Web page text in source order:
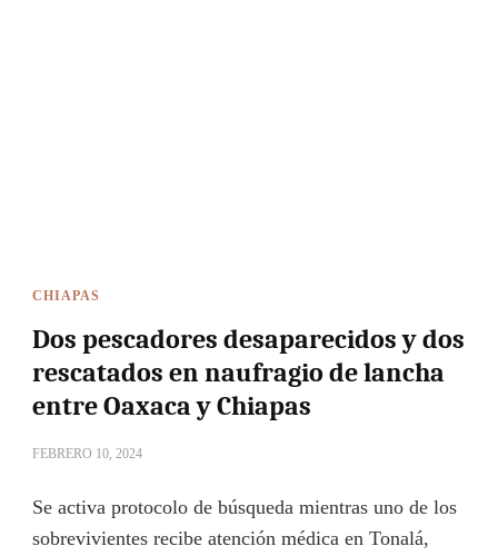
CHIAPAS
Dos pescadores desaparecidos y dos
rescatados en naufragio de lancha
entre Oaxaca y Chiapas
FEBRERO 10, 2024
Se activa protocolo de búsqueda mientras uno de los
sobrevivientes recibe atención médica en Tonalá,